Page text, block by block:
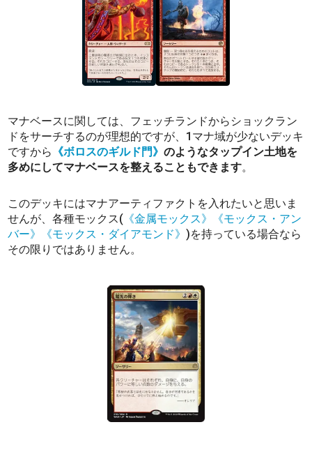
マナベースに関しては、フェッチランドからショックラン
ドをサーチするのが理想的ですが、1マナ域が少ないデッキ
ですから 《ボロスのギルド門》のようなタップイン土地を
多めにしてマナベースを整えることもできます。
このデッキにはマナアーティファクトを入れたいと思いま
せんが、各種モックス( 《金属モックス》
《モックス・アン
バー》
《モックス・ダイアモンド》 )を持っている場合なら
その限りではありません。